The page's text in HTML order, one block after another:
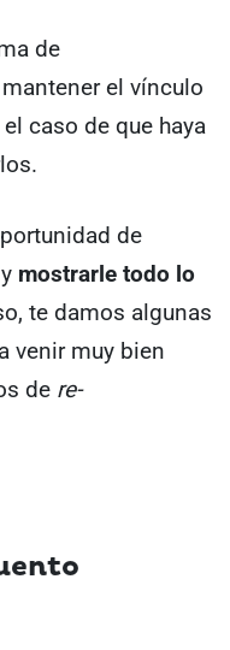
de
el vínculo
caso de que haya
de
mostrarle todo lo
te damos algunas
venir muy bien
de re-